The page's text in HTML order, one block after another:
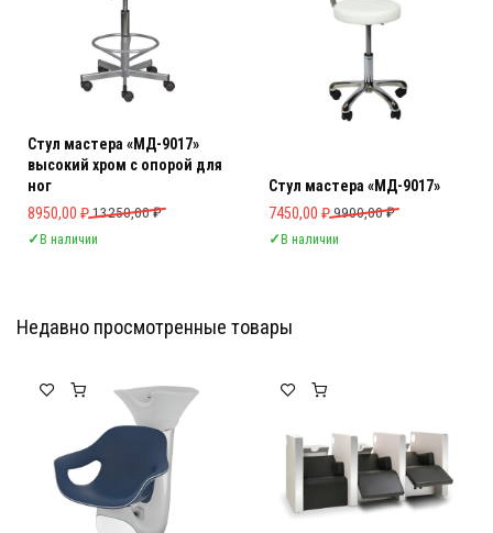
Стул мастера «МД-9017»
высокий хром с опорой для
ног
13250,00₽
Первоначальная цена составляла 13250,00 ₽.
8950,00 ₽
Текущая цена: 8950,00 ₽.
✓В наличии
Стул мастера «МД-9017»
9900,00₽
Первоначальная цена
7450,00 ₽
Текущая цена: 7450,00 ₽.
✓В наличии
Недавно просмотренные товары